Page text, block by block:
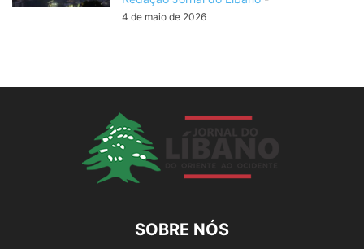
4 de maio de 2026
SOBRE NÓS